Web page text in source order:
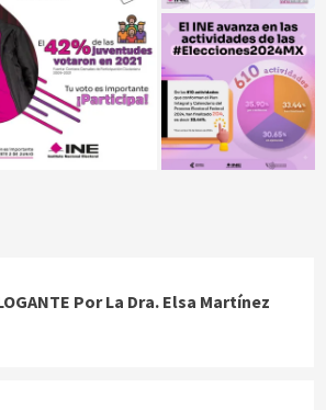
Por La Dra. Elsa Martínez